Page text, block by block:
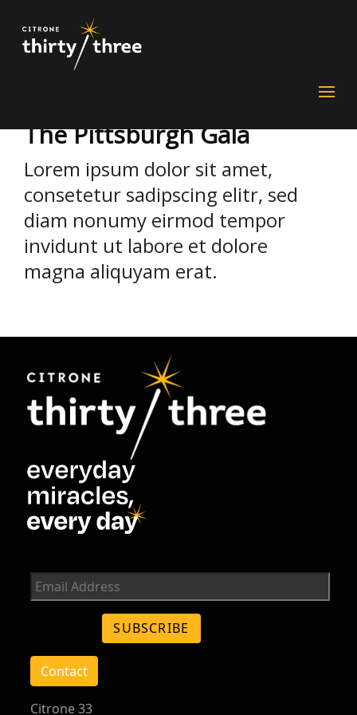
The Pittsburgh Gala
Lorem ipsum dolor sit amet,
consetetur sadipscing elitr, sed
diam nonumy eirmod tempor
invidunt ut labore et dolore
magna aliquyam erat.
Contact
Citrone 33